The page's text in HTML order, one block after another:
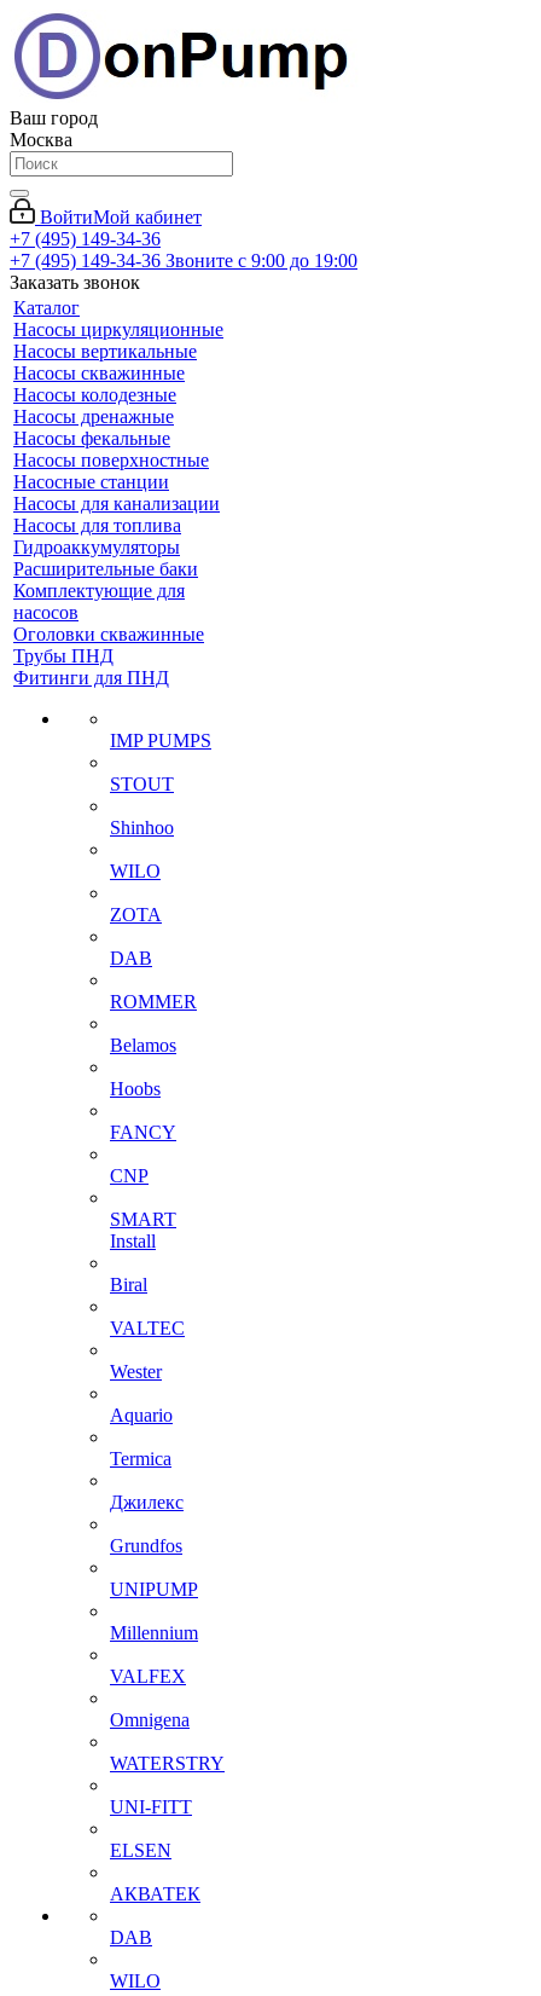
Ваш город
Москва
ВойтиМой кабинет
+7 (495) 149-34-36
+7 (495) 149-34-36 Звоните с 9:00 до 19:00
Заказать звонок
Каталог
Насосы циркуляционные
Насосы вертикальные
Насосы скважинные
Насосы колодезные
Насосы дренажные
Насосы фекальные
Насосы поверхностные
Насосные станции
Насосы для канализации
Насосы для топлива
Гидроаккумуляторы
Расширительные баки
Комплектующие для
насосов
Оголовки скважинные
Трубы ПНД
Фитинги для ПНД
IMP PUMPS
STOUT
Shinhoo
WILO
ZOTA
DAB
ROMMER
Belamos
Hoobs
FANCY
CNP
SMART
Install
Biral
VALTEC
Wester
Aquario
Termica
Джилекс
Grundfos
UNIPUMP
Millennium
VALFEX
Omnigena
WATERSTRY
UNI-FITT
ELSEN
АКВАТЕК
DAB
WILO